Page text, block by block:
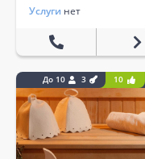
Услуги нет
До 10 3 10